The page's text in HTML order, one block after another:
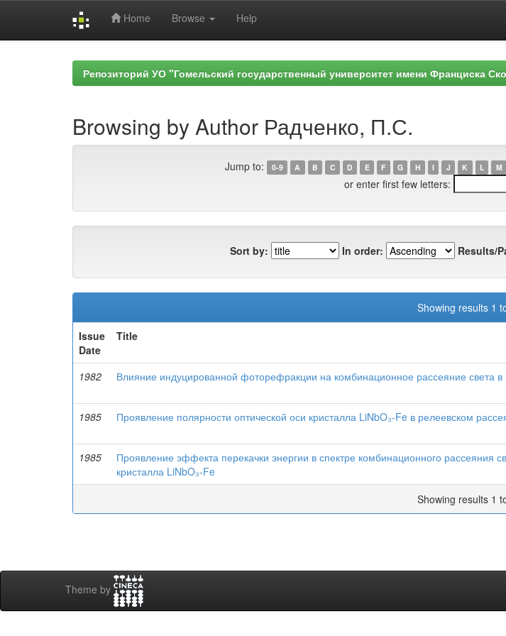
Home Browse Help
Репозиторий УО "Гомельский государственный университет имени Франциска
Browsing by Author Радченко, П.С.
Jump to: 0-9 A B C D E F G H I J K L M
or enter first few letters:
Sort by: In order: Results/
Showing results 1
Issue
Date
Title
1982 Влияние индуцированной фоторефракции на комбинационное рассеяние света в
1985
Проявление полярности оптической оси кристалла LiNbO₃-Fe в релеевском
1985
Проявление эффекта перекачки энергии в спектре комбинационного рассеяния
кристалла LiNbO₃-Fe
Showing results 1
Theme by